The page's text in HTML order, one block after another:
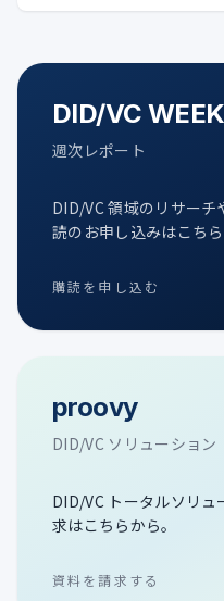
DID/VC
週次レポート
DID/VC 領域のリサー
読のお申し込みはこちら
購読を申し込む
proovy
DID/VC ソリューション
DID/VC トータルソリ
求はこちらから。
資料を請求する